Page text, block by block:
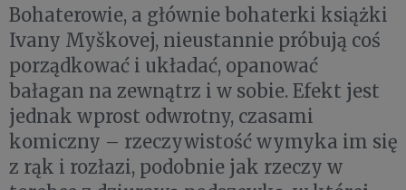
Bohaterowie, a głównie bohaterki książki
Ivany Myškovej, nieustannie próbują coś
porządkować i układać, opanować
bałagan na zewnątrz i w sobie. Efekt jest
jednak wprost odwrotny, czasami
komiczny – rzeczywistość wymyka im się
z rąk i rozłazi, podobnie jak rzeczy w